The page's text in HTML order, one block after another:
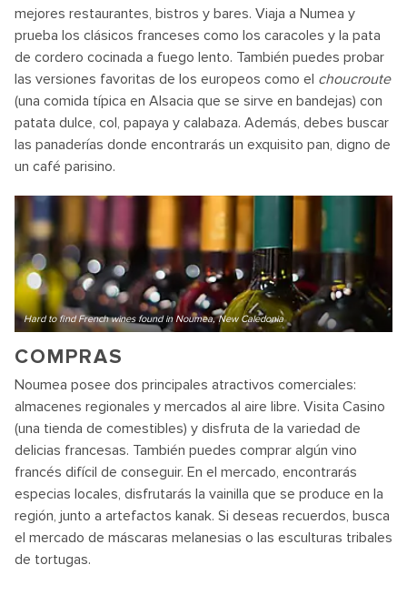
mejores restaurantes, bistros y bares. Viaja a Numea y
prueba los clásicos franceses como los caracoles y la pata
de cordero cocinada a fuego lento. También puedes probar
las versiones favoritas de los europeos como el choucroute
(una comida típica en Alsacia que se sirve en bandejas) con
patata dulce, col, papaya y calabaza. Además, debes buscar
las panaderías donde encontrarás un exquisito pan, digno de
un café parisino.
Hard to find French wines found in Noumea, New Caledonia
COMPRAS
Noumea posee dos principales atractivos comerciales:
almacenes regionales y mercados al aire libre. Visita Casino
(una tienda de comestibles) y disfruta de la variedad de
delicias francesas. También puedes comprar algún vino
francés difícil de conseguir. En el mercado, encontrarás
especias locales, disfrutarás la vainilla que se produce en la
región, junto a artefactos kanak. Si deseas recuerdos, busca
el mercado de máscaras melanesias o las esculturas tribales
de tortugas.